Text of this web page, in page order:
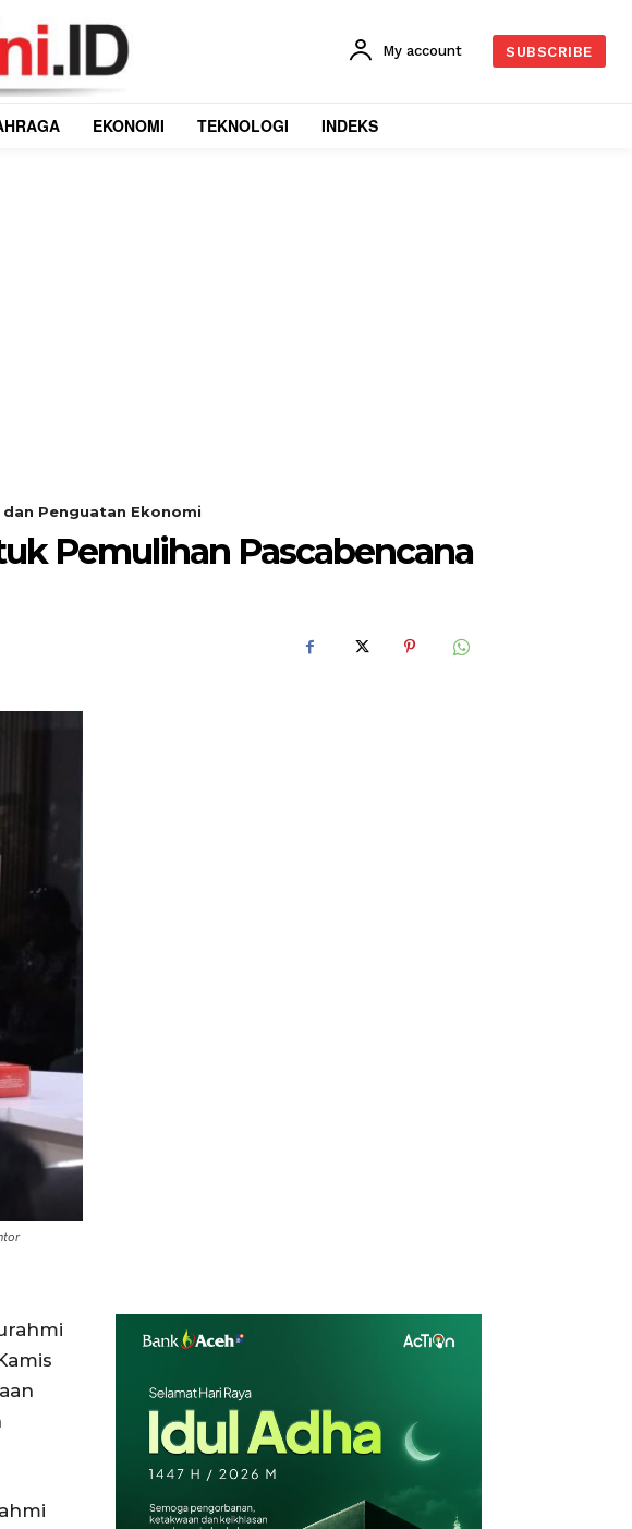
My account SUBSCRIBE
EKONOMI TEKNOLOGI INDEKS
Penguatan Ekonomi
Pemulihan Pascabencana